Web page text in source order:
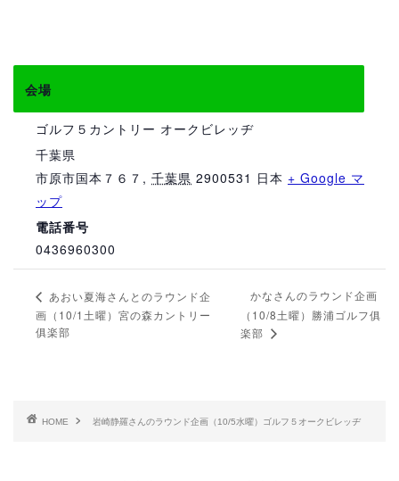
会場
ゴルフ５カントリー オークビレッヂ
千葉県
市原市国本７６７ , 千葉県 2900531 日本 + Google マ
ップ
電話番号
0436960300
あおい夏海さんとのラウンド企
画（10/1土曜）宮の森カントリー
俱楽部
かなさんのラウンド企画
（10/8土曜）勝浦ゴルフ俱
楽部
HOME 岩崎静羅さんのラウンド企画（10/5水曜）ゴルフ５オークビレッヂ